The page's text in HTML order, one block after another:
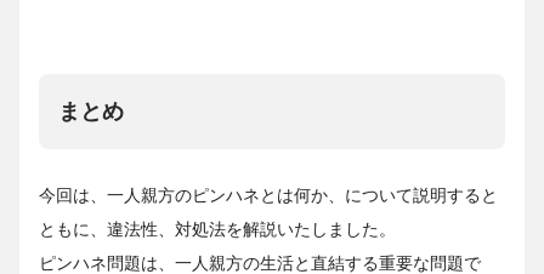
まとめ
今回は、一人親方のピンハネとは何か、について説明すると
ともに、違法性、対処法を解説いたしました。
ピンハネ問題は、一人親方の生活と直結する重要な問題で